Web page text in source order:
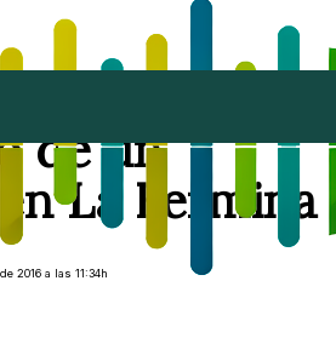
de un
La Fermina
2016 a las 11:34h